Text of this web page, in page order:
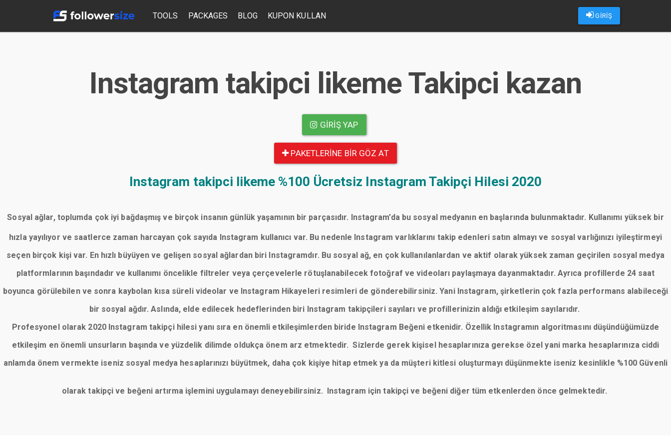
GİRİŞ
TOOLS PACKAGES BLOG KUPON KULLAN
Instagram takipci likeme Takipci kazan
GIRIŞ YAP
PAKETLERINE BIR GÖZ AT
Instagram takipci likeme %100 Ücretsiz Instagram Takipçi Hilesi 2020
Sosyal ağlar, toplumda çok iyi bağdaşmış ve birçok insanın günlük yaşamının bir parçasıdır. Instagram’da bu sosyal medyanın en başlarında bulunmaktadır. Kullanımı yüksek bir
hızla yayılıyor ve saatlerce zaman harcayan çok sayıda Instagram kullanıcı var. Bu nedenle Instagram varlıklarını takip edenleri satın almayı ve sosyal varlığınızı iyileştirmeyi
seçen birçok kişi var. En hızlı büyüyen ve gelişen sosyal ağlardan biri Instagramdır. Bu sosyal ağ, en çok kullanılanlardan ve aktif olarak yüksek zaman geçirilen sosyal medya
platformlarının başındadır ve kullanımı öncelikle filtreler veya çerçevelerle rötuşlanabilecek fotoğraf ve videoları paylaşmaya dayanmaktadır. Ayrıca profillerde 24 saat
boyunca görülebilen ve sonra kaybolan kısa süreli videolar ve Instagram Hikayeleri resimleri de gönderebilirsiniz. Yani Instagram, şirketlerin çok fazla performans alabileceği
bir sosyal ağdır. Aslında, elde edilecek hedeflerinden biri Instagram takipçileri sayıları ve profillerinizin aldığı etkileşim sayılarıdır.
Profesyonel olarak 2020 Instagram takipçi hilesi yanı sıra en önemli etkileşimlerden biride Instagram Beğeni etkenidir. Özellik Instagramın algoritmasını düşündüğümüzde
etkileşim en önemli unsurların başında ve yüzdelik dilimde oldukça önem arz etmektedir. Sizlerde gerek kişisel hesaplarınıza gerekse özel yani marka hesaplarınıza ciddi
anlamda önem vermekte iseniz sosyal medya hesaplarınızı büyütmek, daha çok kişiye hitap etmek ya da müşteri kitlesi oluşturmayı düşünmekte iseniz kesinlikle %100 Güvenli
olarak takipçi ve beğeni artırma işlemini uygulamayı deneyebilirsiniz. Instagram için takipçi ve beğeni diğer tüm etkenlerden önce gelmektedir.